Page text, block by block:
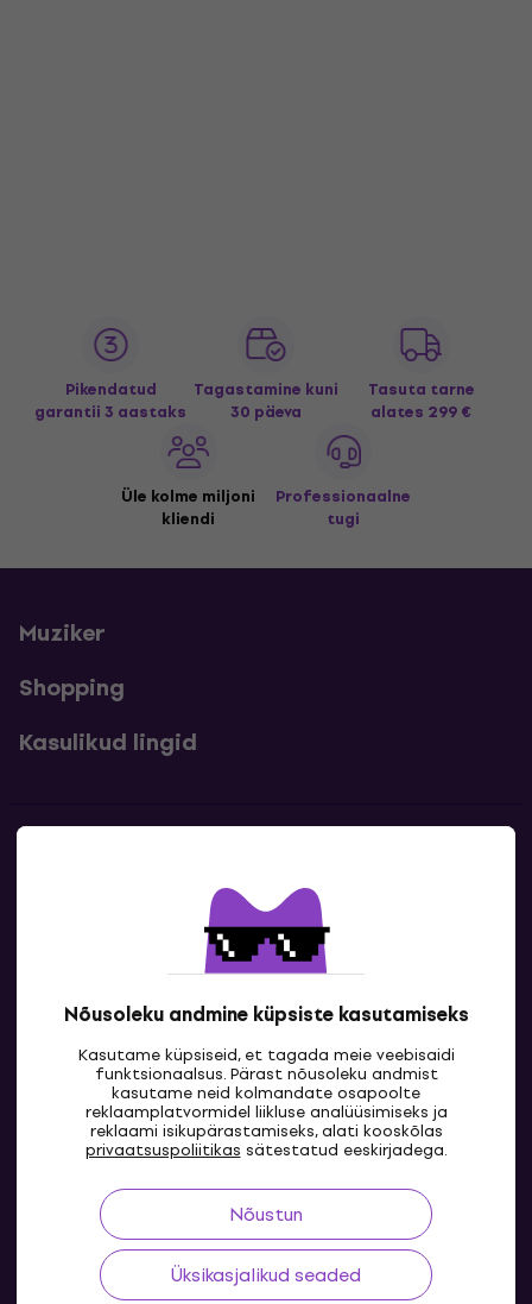
Nõusoleku andmine küpsiste kasutamiseks
Kasutame küpsiseid, et tagada meie veebisaidi
funktsionaalsus. Pärast nõusoleku andmist
kasutame neid kolmandate osapoolte
reklaamplatvormidel liikluse analüüsimiseks ja
reklaami isikupärastamiseks, alati kooskõlas
privaatsuspoliitikas sätestatud eeskirjadega.
Nõustun
Üksikasjalikud seaded
Pikendatud
garantii 3 aastaks
Tagastamine kuni
30 päeva
Tasuta tarne
alates 299 €
Üle kolme miljoni
kliendi
Professionaalne
tugi
Muziker
Shopping
Kasulikud lingid
Kontaktandmed
EE